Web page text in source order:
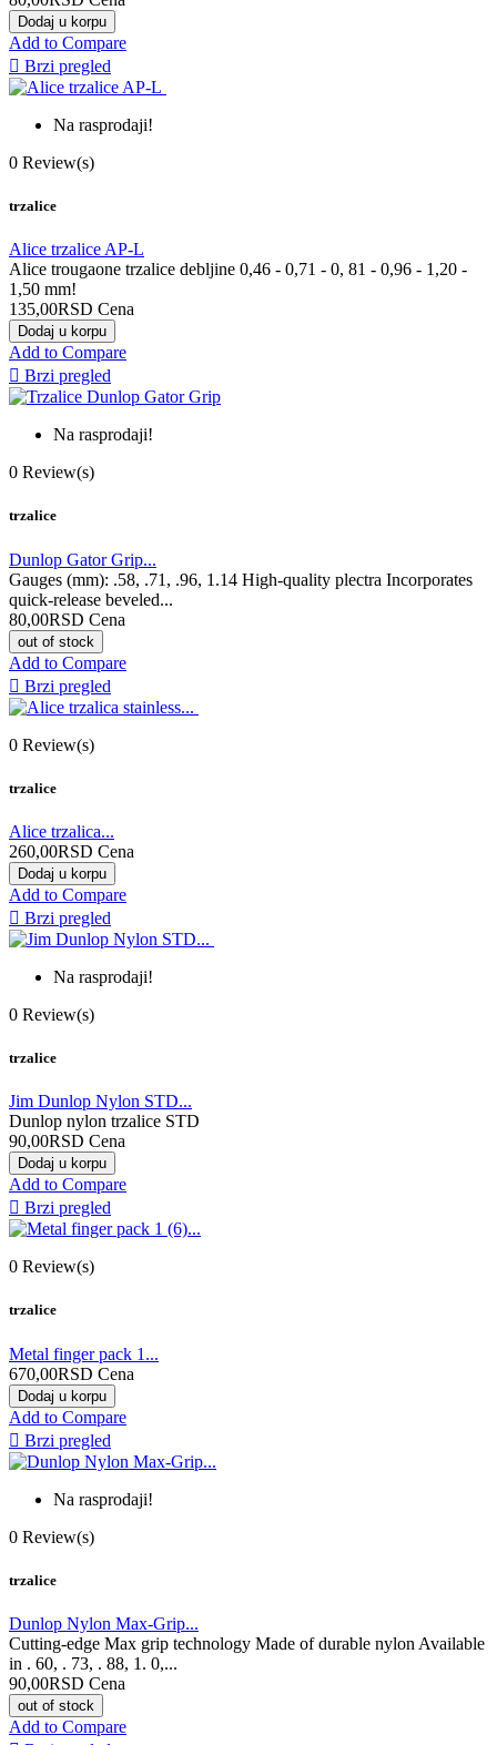
Dodaj u korpu
Add to Compare
 Brzi pregled
Na rasprodaji!
0 Review(s)
trzalice
Alice trzalice AP-L
Alice trougaone trzalice debljine 0,46 - 0,71 - 0, 81 - 0,96 - 1,20 -
1,50 mm!
135,00RSD Cena
Dodaj u korpu
Add to Compare
 Brzi pregled
Na rasprodaji!
0 Review(s)
trzalice
Dunlop Gator Grip...
Gauges (mm): .58, .71, .96, 1.14 High-quality plectra Incorporates
quick-release beveled...
80,00RSD Cena
out of stock
Add to Compare
 Brzi pregled
0 Review(s)
trzalice
Alice trzalica...
260,00RSD Cena
Dodaj u korpu
Add to Compare
 Brzi pregled
Na rasprodaji!
0 Review(s)
trzalice
Jim Dunlop Nylon STD...
Dunlop nylon trzalice STD
90,00RSD Cena
Dodaj u korpu
Add to Compare
 Brzi pregled
0 Review(s)
trzalice
Metal finger pack 1...
670,00RSD Cena
Dodaj u korpu
Add to Compare
 Brzi pregled
Na rasprodaji!
0 Review(s)
trzalice
Dunlop Nylon Max-Grip...
Cutting-edge Max grip technology Made of durable nylon Available
in . 60, . 73, . 88, 1. 0,...
90,00RSD Cena
out of stock
Add to Compare